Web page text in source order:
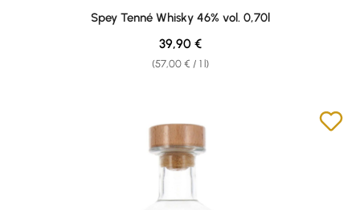
Average rating of 4.87 out of 5 stars
Spey Tenné Whisky 46% vol. 0,70l
(57,00 € / 1 l)
Regular price:
39,90 €